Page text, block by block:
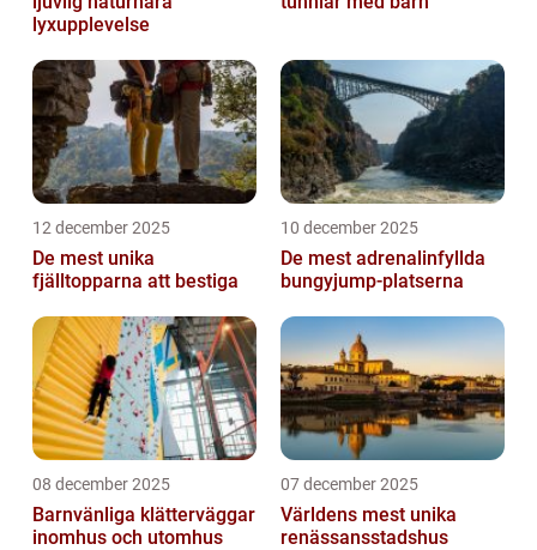
lyxupplevelse
12 december 2025
De mest unika
fjälltopparna att bestiga
10 december 2025
De mest adrenalinfyllda
bungyjump-platserna
08 december 2025
Barnvänliga klätterväggar
inomhus och utomhus
07 december 2025
Världens mest unika
renässansstadshus